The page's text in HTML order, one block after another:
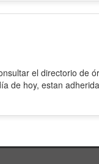
el directorio de
de hoy, estan